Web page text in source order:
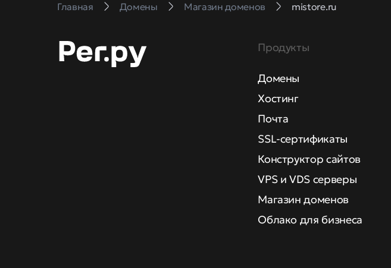
Главная Домены Магазин доменов mistore.ru
Продукты
Домены
Хостинг
Почта
SSL-сертификаты
Конструктор сайтов
VPS и VDS серверы
Магазин доменов
Облако для бизнеса